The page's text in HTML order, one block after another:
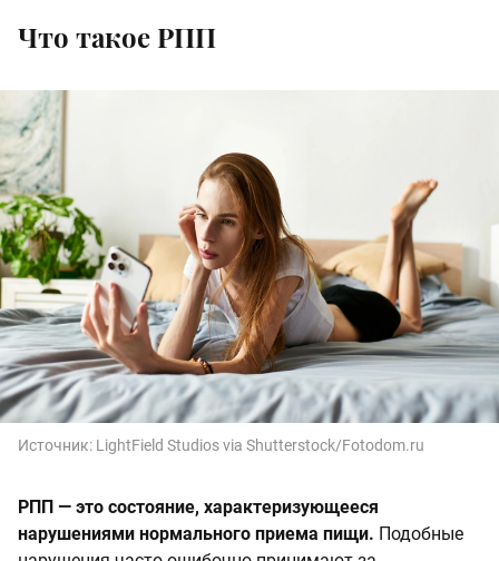
Что такое РПП
Источник: LightField Studios via Shutterstock/Fotodom.ru
РПП — это состояние, характеризующееся
нарушениями нормального приема пищи. Подобные